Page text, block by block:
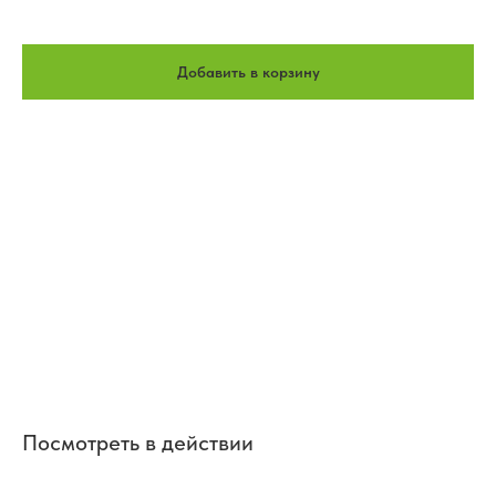
Добавить в корзину
Посмотреть в действии